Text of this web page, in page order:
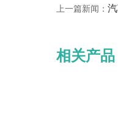
上一篇新闻：
相关产品